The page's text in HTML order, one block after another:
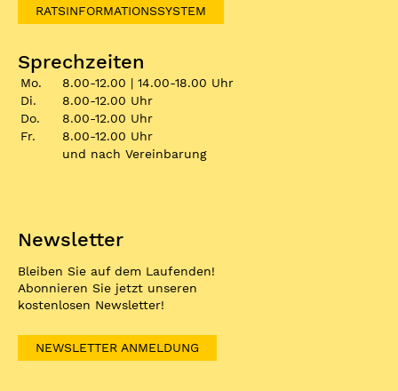
RATSINFORMATIONSSYSTEM
Sprechzeiten
Mo.
8.00-12.00 | 14.00-18.00 Uhr
Di.
8.00-12.00 Uhr
Do.
8.00-12.00 Uhr
Fr.
8.00-12.00 Uhr
und nach Vereinbarung
Newsletter
Bleiben Sie auf dem Laufenden!
Abonnieren Sie jetzt unseren
kostenlosen Newsletter!
NEWSLETTER ANMELDUNG